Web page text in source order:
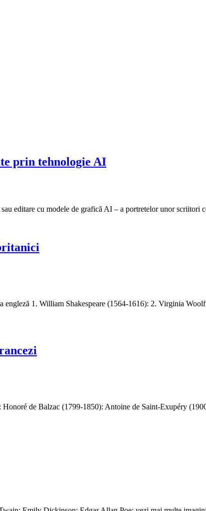
prin tehnologie AI
editare cu modele de grafică AI – a portretelor unor scriitori
1. William Shakespeare (1564-1616): 2. Virginia
de Balzac (1799-1850): Antoine de Saint-Exupéry